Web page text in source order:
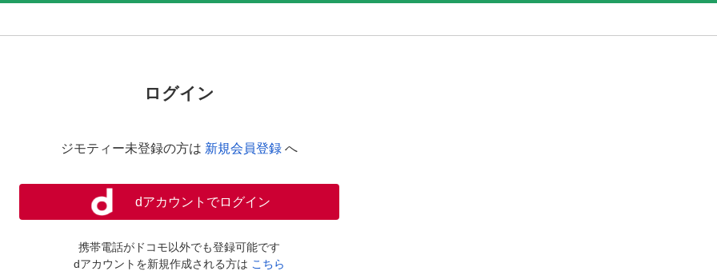
ログイン
ジモティー未登録の方は 新規会員登録 へ
dアカウントでログイン
携帯電話がドコモ以外でも登録可能です
dアカウントを新規作成される方は こちら